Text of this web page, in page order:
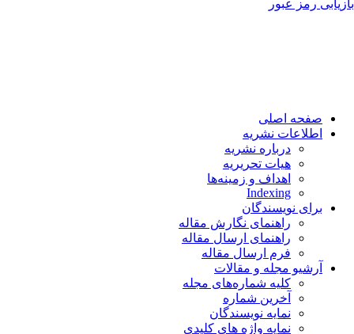
رمز عبور
صفحه اصلی
اطلاعات نشریه
درباره نشریه
هیات تحریریه
اهداف و زمینه‌ها
Indexing
برای نویسندگان
راهنمای نگارش مقاله
راهنمای ارسال مقاله
فرم ارسال مقاله
آرشیو مجله و مقالات
کلیه شماره‌های مجله
آخرین شماره
نمایه نویسندگان
نمایه واژه های کلیدی